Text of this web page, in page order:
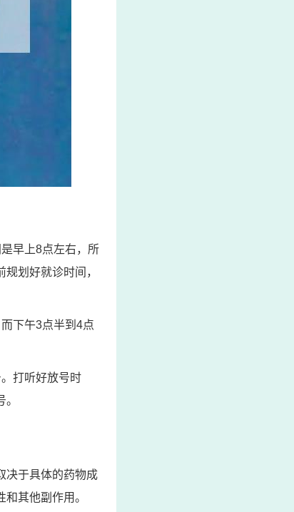
早上8点左右，所
划好就诊时间，
下午3点半到4点
打听好放号时
决于具体的药物成
其他副作用。